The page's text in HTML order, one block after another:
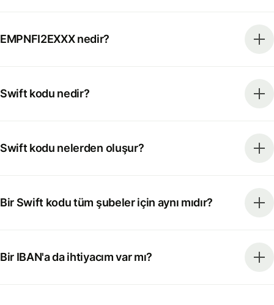
EMPNFI2EXXX nedir?
Swift kodu nedir?
Swift kodu nelerden oluşur?
Bir Swift kodu tüm şubeler için aynı mıdır?
Bir IBAN'a da ihtiyacım var mı?